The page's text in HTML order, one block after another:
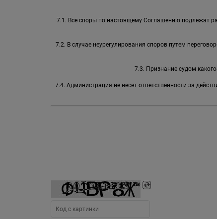
7.1. Все споры по настоящему Соглашению подлежат
7.2. В случае неурегулирования споров путем
7.3. Признание судом
7.4. Администрация не несет ответственности за